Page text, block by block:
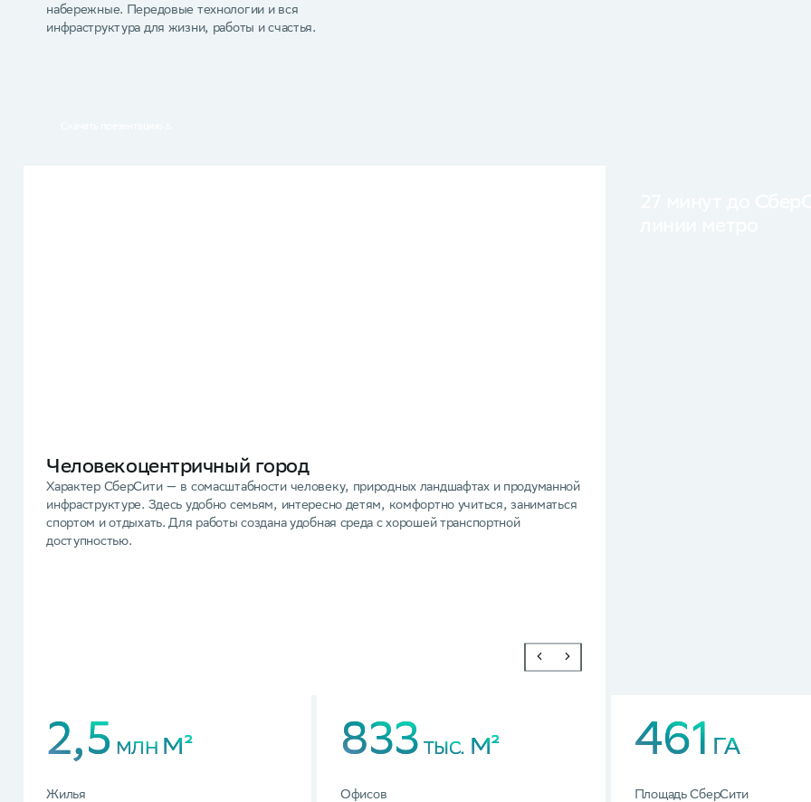
набережные. Передовые технологии и вся
инфраструктура для жизни, работы и счастья.
Человекоцентричный город
Характер СберСити — в сомасштабности человеку, природных ландшафтах и продуманной
инфраструктуре. Здесь удобно семьям, интересно детям, комфортно учиться, заниматься
спортом и отдыхать. Для работы создана удобная среда с хорошей транспортной
доступностью.
2,5 МЛН М²
Жилья
833 ТЫС. М²
Офисов
461 ГА
Площадь СберСити